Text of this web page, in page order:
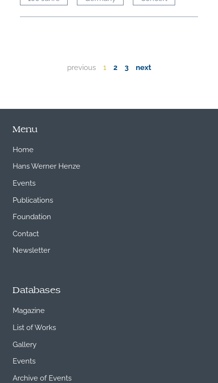
previous 1 2 3 next
Menu
Home
Hans Werner Henze
Events
Publications
Foundation
Contact
Newsletter
Databases
Magazine
List of Works
Gallery
Events
Archive of Events